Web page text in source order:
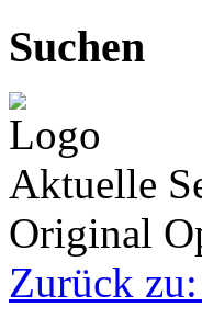
Suchen
Aktuelle
Original
Zurück